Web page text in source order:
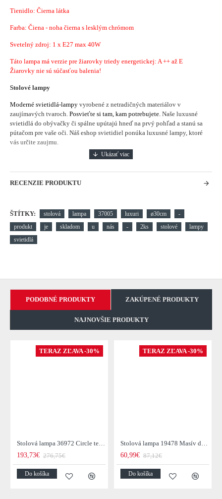
Tienidlo: Čierna látka
Farba: Čiena - noha čierna s lesklým chrómom
Svetelný zdroj: 1 x E27 max 40W
Táto lampa má verzie pre žiarovky triedy energetickej: A ++ až E
Žiarovky nie sú súčasťou balenia!
Stolové lampy
Moderné svietidlá-lampy vyrobené z netradičných materiálov v
zaujímavých tvaroch. Posvieťte si tam, kam potrebujete. Naše luxusné
svietidlá do obývačky či spálne upútajú hneď na prvý pohľad a stanú sa
pútačom pre vaše oči. Náš eshop svietidiel ponúka luxusné lampy, ktoré
vás určite zaujmu.
RECENZIE PRODUKTU
ŠTÍTKY: stolová lampa 37005 luxuri ø30cm
-
produkt
je skladom u nás - 2ks stolové
lampy
svietidlá
PODOBNÉ PRODUKTY ZAKÚPENÉ PRODUKTY
NAJNOVŠIE PRODUKTY
TERAZ ZĽAVA -30%
Stolová lampa 36972 Circle teakové drevo
193,73€ 276,75€
Do košíka
TERAZ ZĽAVA -30%
Stolová lampa 19478 Masív drevo/Bežová
60,99€ 87,12€
Do košíka